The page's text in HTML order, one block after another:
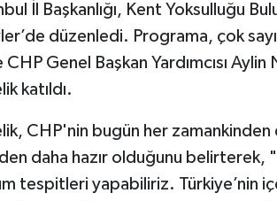
İl Başkanlığı, Kent Yoksulluğu
düzenledi. Programa, çok
Genel Başkan Yardımcısı Aylin
katıldı.
CHP'nin bugün her zamankinden
daha hazır olduğunu belirterek,
tespitleri yapabiliriz. Türkiye’nin